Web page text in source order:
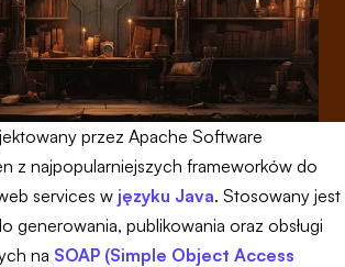
przez Apache Software
z najpopularniejszych frameworków do
services w języku Java. Stosowany jest
generowania, publikowania oraz obsługi
na SOAP (Simple Object Access